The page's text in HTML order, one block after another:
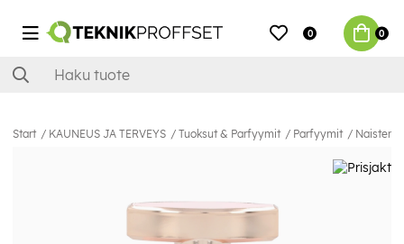
0 0
Start KAUNEUS JA TERVEYS Tuoksut & Parfyymit Parfyymit Naisten